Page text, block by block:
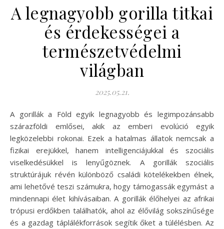
A legnagyobb gorilla titkai
és érdekességei a
természetvédelmi
világban
2025.05.21.
A gorillák a Föld egyik legnagyobb és legimpozánsabb
szárazföldi emlősei, akik az emberi evolúció egyik
legközelebbi rokonai. Ezek a hatalmas állatok nemcsak a
fizikai erejükkel, hanem intelligenciájukkal és szociális
viselkedésükkel is lenyűgöznek. A gorillák szociális
struktúrájuk révén különböző családi kötelékekben élnek,
ami lehetővé teszi számukra, hogy támogassák egymást a
mindennapi élet kihívásaiban. A gorillák élőhelyei az afrikai
trópusi erdőkben találhatók, ahol az élővilág sokszínűsége
és a gazdag táplálékforrások segítik őket a túlélésben. Az